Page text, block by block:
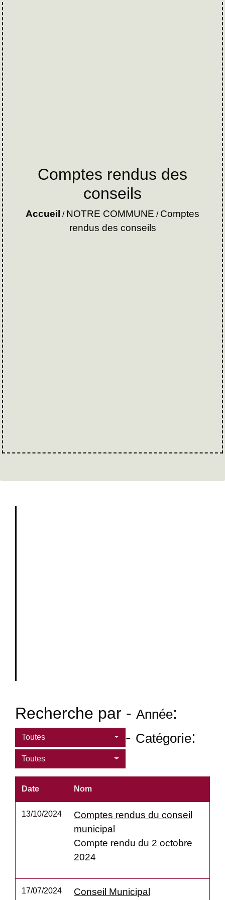
Comptes rendus des
conseils
Accueil / NOTRE COMMUNE / Comptes
rendus des conseils
Recherche par - Année:
Toutes - Catégorie:
Toutes
Date Nom
13/10/2024
Comptes rendus du conseil
municipal
Compte rendu du 2 octobre
2024
17/07/2024 Conseil Municipal